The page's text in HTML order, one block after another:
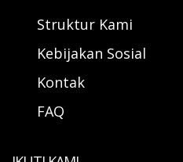
Struktur Kami
Kebijakan Sosial
Kontak
FAQ